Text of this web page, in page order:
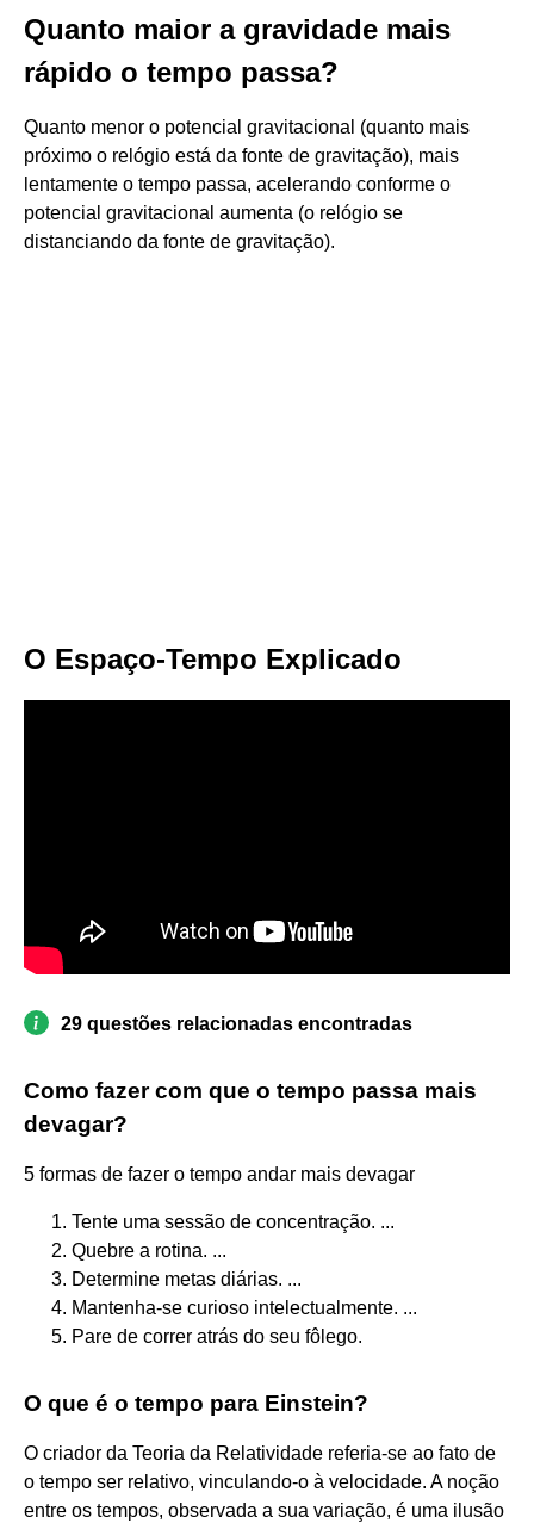
Quanto maior a gravidade mais
rápido o tempo passa?
Quanto menor o potencial gravitacional (quanto mais
próximo o relógio está da fonte de gravitação), mais
lentamente o tempo passa, acelerando conforme o
potencial gravitacional aumenta (o relógio se
distanciando da fonte de gravitação).
O Espaço-Tempo Explicado
29 questões relacionadas encontradas
Como fazer com que o tempo passa mais
devagar?
5 formas de fazer o tempo andar mais devagar
Tente uma sessão de concentração. ...
Quebre a rotina. ...
Determine metas diárias. ...
Mantenha-se curioso intelectualmente. ...
Pare de correr atrás do seu fôlego.
O que é o tempo para Einstein?
O criador da Teoria da Relatividade referia-se ao fato de
o tempo ser relativo, vinculando-o à velocidade. A noção
entre os tempos, observada a sua variação, é uma ilusão